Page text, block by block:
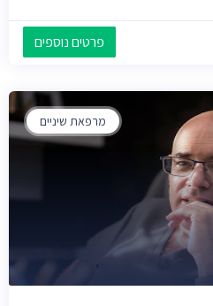
פרטים נוספים
מרפאת שיניים